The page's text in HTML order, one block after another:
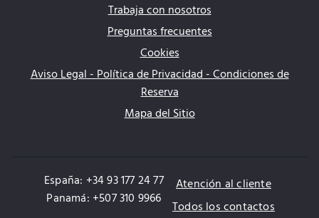
Trabaja con nosotros
Preguntas frecuentes
Cookies
Aviso Legal - Política de Privacidad - Condiciones de
Reserva
Mapa del Sitio
España: +34 93 177 24 77
Panamá: +507 310 9966
Atención al cliente
Todos los contactos